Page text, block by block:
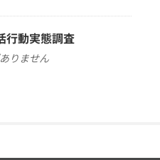
行動実態調査
りません